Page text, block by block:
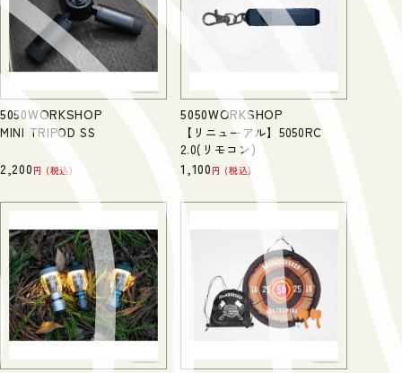
5050WORKSHOP
MINI TRIPOD SS
2,200 税込
5050WORKSHOP
【リニューアル】5050RC
2.0(リモコン)
1,100 税込